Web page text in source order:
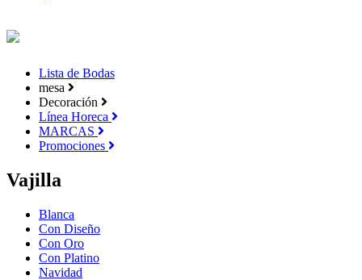
Lista de Bodas
mesa
Decoración
Línea Horeca
MARCAS
Promociones
Vajilla
Blanca
Con Diseño
Con Oro
Con Platino
Navidad